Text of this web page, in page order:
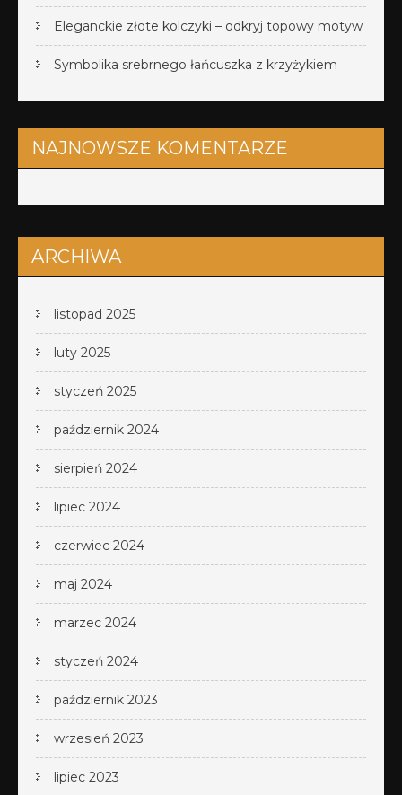
Eleganckie złote kolczyki – odkryj topowy motyw
Symbolika srebrnego łańcuszka z krzyżykiem
NAJNOWSZE KOMENTARZE
ARCHIWA
listopad 2025
luty 2025
styczeń 2025
październik 2024
sierpień 2024
lipiec 2024
czerwiec 2024
maj 2024
marzec 2024
styczeń 2024
październik 2023
wrzesień 2023
lipiec 2023